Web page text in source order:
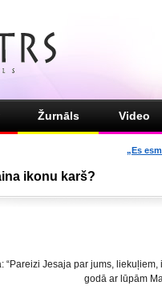
Žurnāls Video
„Es
ikonu karš?
“Pareizi Jesaja par jums,
godā ar lūpām